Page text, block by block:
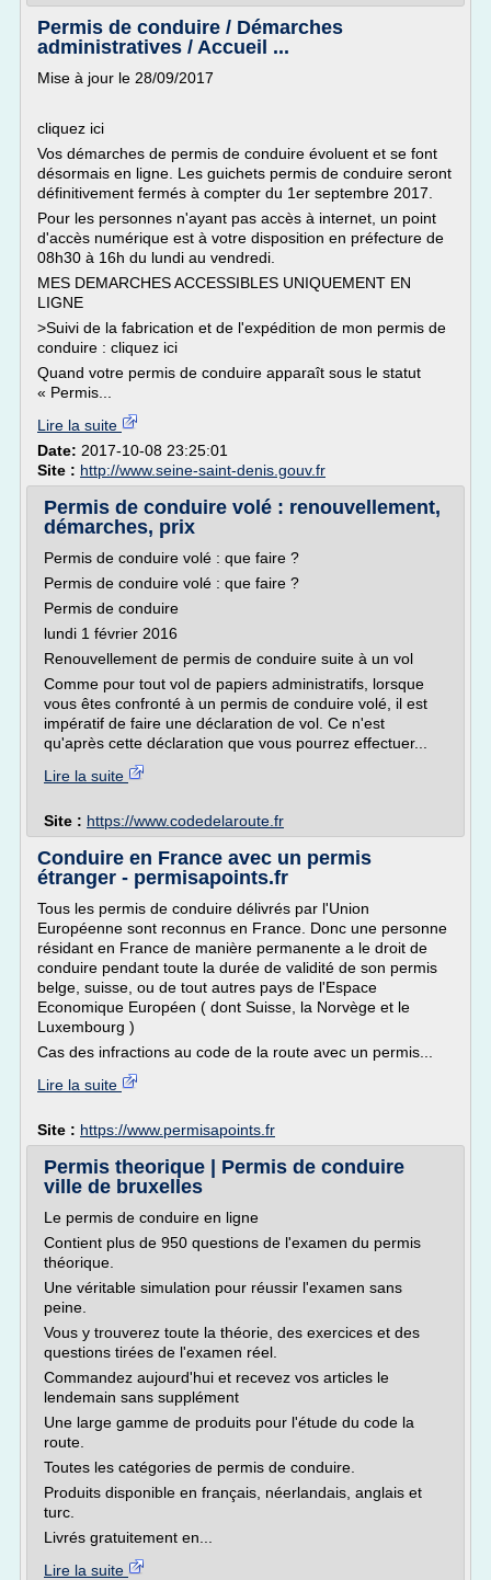
Permis de conduire / Démarches
administratives / Accueil ...
Mise à jour le 28/09/2017
cliquez ici
Vos démarches de permis de conduire évoluent et se font
désormais en ligne. Les guichets permis de conduire seront
définitivement fermés à compter du 1er septembre 2017.
Pour les personnes n'ayant pas accès à internet, un point
d'accès numérique est à votre disposition en préfecture de
08h30 à 16h du lundi au vendredi.
MES DEMARCHES ACCESSIBLES UNIQUEMENT EN
LIGNE
>Suivi de la fabrication et de l'expédition de mon permis de
conduire : cliquez ici
Quand votre permis de conduire apparaît sous le statut
« Permis...
Lire la suite
Date: 2017-10-08 23:25:01
Site : http://www.seine-saint-denis.gouv.fr
Permis de conduire volé : renouvellement,
démarches, prix
Permis de conduire volé : que faire ?
Permis de conduire volé : que faire ?
Permis de conduire
lundi 1 février 2016
Renouvellement de permis de conduire suite à un vol
Comme pour tout vol de papiers administratifs, lorsque
vous êtes confronté à un permis de conduire volé, il est
impératif de faire une déclaration de vol. Ce n'est
qu'après cette déclaration que vous pourrez effectuer...
Lire la suite
Site : https://www.codedelaroute.fr
Conduire en France avec un permis
étranger - permisapoints.fr
Tous les permis de conduire délivrés par l'Union
Européenne sont reconnus en France. Donc une personne
résidant en France de manière permanente a le droit de
conduire pendant toute la durée de validité de son permis
belge, suisse, ou de tout autres pays de l'Espace
Economique Européen ( dont Suisse, la Norvège et le
Luxembourg )
Cas des infractions au code de la route avec un permis...
Lire la suite
Site : https://www.permisapoints.fr
Permis theorique | Permis de conduire
ville de bruxelles
Le permis de conduire en ligne
Contient plus de 950 questions de l'examen du permis
théorique.
Une véritable simulation pour réussir l'examen sans
peine.
Vous y trouverez toute la théorie, des exercices et des
questions tirées de l'examen réel.
Commandez aujourd'hui et recevez vos articles le
lendemain sans supplément
Une large gamme de produits pour l'étude du code la
route.
Toutes les catégories de permis de conduire.
Produits disponible en français, néerlandais, anglais et
turc.
Livrés gratuitement en...
Lire la suite